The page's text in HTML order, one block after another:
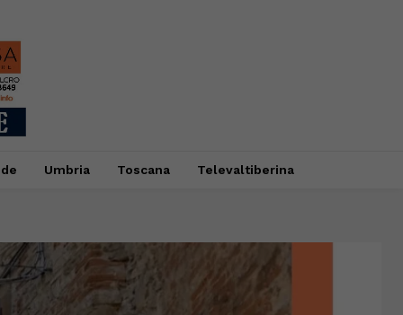
Umbria Toscana Televaltiberina